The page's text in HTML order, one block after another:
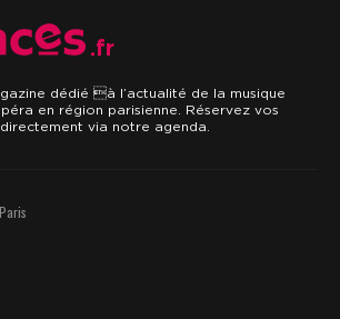
.fr
dédié à l’actualité de la musique
en région parisienne. Réservez vos
via notre agenda.